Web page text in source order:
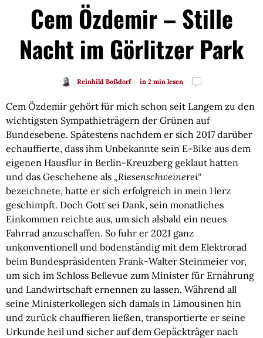
Cem Özdemir – Stille
Nacht im Görlitzer Park
Reinhild Boßdorf in 2 min lesen
Cem Özdemir gehört für mich schon seit Langem zu den
wichtigsten Sympathieträgern der Grünen auf
Bundesebene. Spätestens nachdem er sich 2017 darüber
echauffierte, dass ihm Unbekannte sein E-Bike aus dem
eigenen Hausflur in Berlin-Kreuzberg geklaut hatten
und das Geschehene als „Riesenschweinerei“
bezeichnete, hatte er sich erfolgreich in mein Herz
geschimpft. Doch Gott sei Dank, sein monatliches
Einkommen reichte aus, um sich alsbald ein neues
Fahrrad anzuschaffen. So fuhr er 2021 ganz
unkonventionell und bodenständig mit dem Elektrorad
beim Bundespräsidenten Frank-Walter Steinmeier vor,
um sich im Schloss Bellevue zum Minister für Ernährung
und Landwirtschaft ernennen zu lassen. Während all
seine Ministerkollegen sich damals in Limousinen hin
und zurück chauffieren ließen, transportierte er seine
Urkunde heil und sicher auf dem Gepäckträger nach